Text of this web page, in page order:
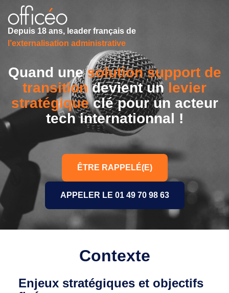
Depuis 18 ans, leader français de
l’externalisation administrative
Quand unesolution support de
transitiondevient un levier
stratégiqueclé pour un acteur
tech internationnal !
ÊTRE RAPPELÉ(E)
APPELER LE 01 49 70 98 63
Contexte
Enjeux stratégiques et objectifs